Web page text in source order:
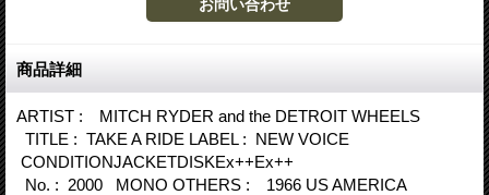
商品詳細
ARTIST : MITCH RYDER and the DETROIT WHEELS
TITLE : TAKE A RIDE LABEL : NEW VOICE
CONDITIONJACKETDISKEx++Ex++
No. : 2000 MONO OTHERS : 1966 US AMERICA